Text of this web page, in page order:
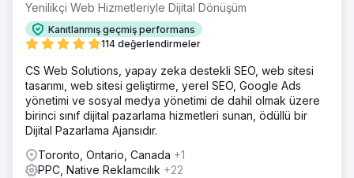
Yenilikçi Web Hizmetleriyle Dijital Dönüşüm
Kanıtlanmış geçmiş performans
114 değerlendirmeler
CS Web Solutions, yapay zeka destekli SEO, web sitesi
tasarımı, web sitesi geliştirme, yerel SEO, Google Ads
yönetimi ve sosyal medya yönetimi de dahil olmak üzere
birinci sınıf dijital pazarlama hizmetleri sunan, ödüllü bir
Dijital Pazarlama Ajansıdır.
Toronto, Ontario, Canada +1
PPC, Native Reklamcılık +22